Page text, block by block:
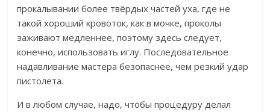
прокалывании более твёрдых частей уха, где не
такой хороший кровоток, как в мочке, проколы
заживают медленнее, поэтому здесь следует,
конечно, использовать иглу. Последовательное
надавливание мастера безопаснее, чем резкий удар
пистолета.
И в любом случае, надо, чтобы процедуру делал